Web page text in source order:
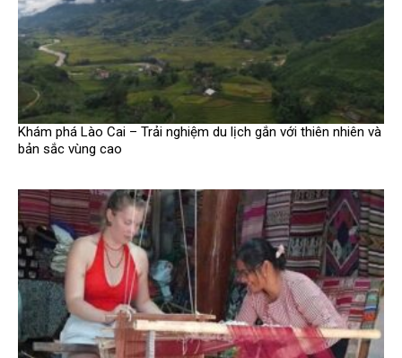
Khám phá Lào Cai – Trải nghiệm du lịch gắn với thiên nhiên và
bản sắc vùng cao